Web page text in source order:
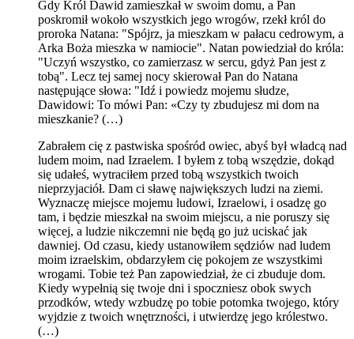
Gdy Król Dawid zamieszkał w swoim domu, a Pan
poskromił wokoło wszystkich jego wrogów, rzekł król do
proroka Natana: "Spójrz, ja mieszkam w pałacu cedrowym, a
Arka Boża mieszka w namiocie". Natan powiedział do króla:
"Uczyń wszystko, co zamierzasz w sercu, gdyż Pan jest z
tobą". Lecz tej samej nocy skierował Pan do Natana
następujące słowa: "Idź i powiedz mojemu słudze,
Dawidowi: To mówi Pan: «Czy ty zbudujesz mi dom na
mieszkanie? (…)
Zabrałem cię z pastwiska spośród owiec, abyś był władcą nad
ludem moim, nad Izraelem. I byłem z tobą wszędzie, dokąd
się udałeś, wytraciłem przed tobą wszystkich twoich
nieprzyjaciół. Dam ci sławę największych ludzi na ziemi.
Wyznaczę miejsce mojemu ludowi, Izraelowi, i osadzę go
tam, i będzie mieszkał na swoim miejscu, a nie poruszy się
więcej, a ludzie nikczemni nie będą go już uciskać jak
dawniej. Od czasu, kiedy ustanowiłem sędziów nad ludem
moim izraelskim, obdarzyłem cię pokojem ze wszystkimi
wrogami. Tobie też Pan zapowiedział, że ci zbuduje dom.
Kiedy wypełnią się twoje dni i spoczniesz obok swych
przodków, wtedy wzbudzę po tobie potomka twojego, który
wyjdzie z twoich wnętrzności, i utwierdzę jego królestwo.
(…)